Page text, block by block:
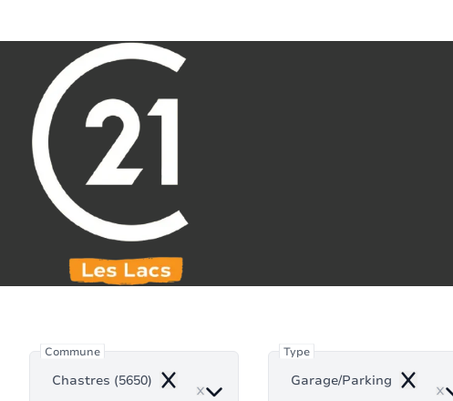
Commune
Chastres (5650) Remove
Type
Garage/Parking Remove